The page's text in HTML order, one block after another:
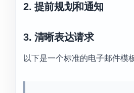
2. 提前规划和通知
3. 清晰表达请求
以下是一个标准的电子邮件模